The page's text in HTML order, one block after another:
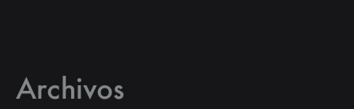
Archivos